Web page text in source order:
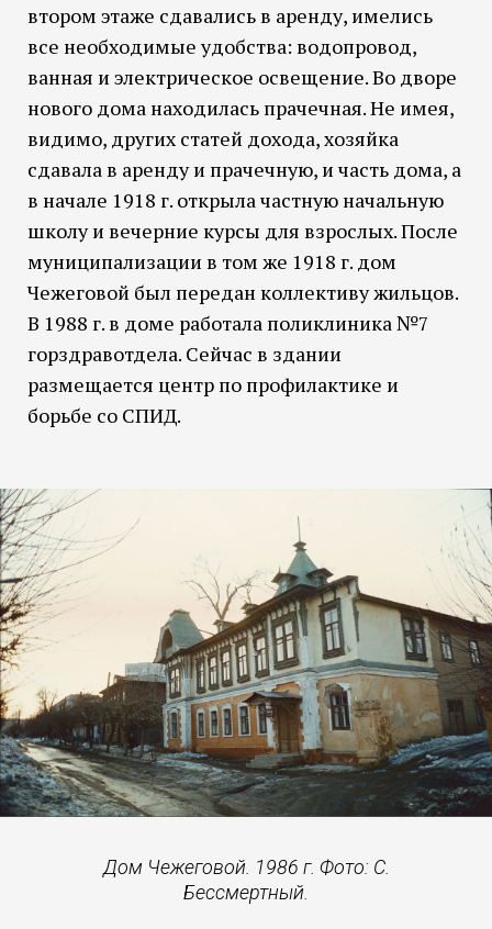
втором этаже сдавались в аренду, имелись
все необходимые удобства: водопровод,
ванная и электрическое освещение. Во дворе
нового дома находилась прачечная. Не имея,
видимо, других статей дохода, хозяйка
сдавала в аренду и прачечную, и часть дома, а
в начале 1918 г. открыла частную начальную
школу и вечерние курсы для взрослых. После
муниципализации в том же 1918 г. дом
Чежеговой был передан коллективу жильцов.
В 1988 г. в доме работала поликлиника №7
горздравотдела. Сейчас в здании
размещается центр по профилактике и
борьбе со СПИД.
Дом Чежеговой. 1986 г. Фото: С.
Бессмертный.